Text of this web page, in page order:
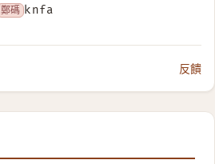
鄭碼 knfa
反饋